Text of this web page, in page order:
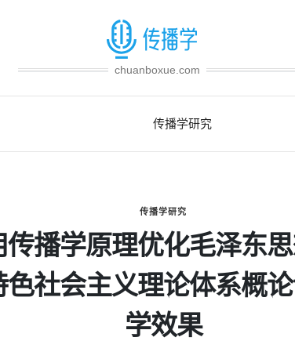
chuanboxue.com
传播学研究
传播学研究
传播学原理优化毛泽东
色社会主义理论体系概
学效果